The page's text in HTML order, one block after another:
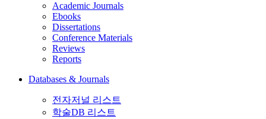
Academic Journals
Ebooks
Dissertations
Conference Materials
Reviews
Reports
Databases & Journals
전자저널 리스트
학술DB 리스트